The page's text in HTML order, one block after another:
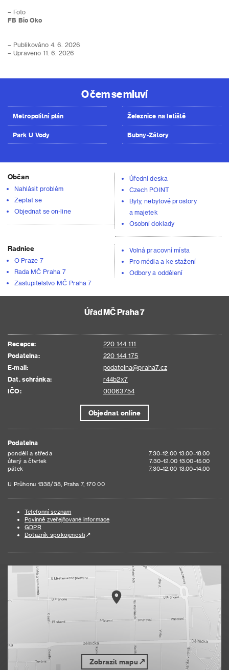
– Foto
FB Bio Oko
– Publikováno 4. 6. 2026
– Upraveno 11. 6. 2026
O čem se mluví
Metropolitní plán
Park U Vody
Železnice na letiště
Bubny-Zátory
Občan
Nahlásit problém
Zeptat se
Objednat se on-line
Úřední deska
Czech POINT
Byty, nebytové prostory
a majetek
Osobní doklady
Radnice
O Praze 7
Rada MČ Praha 7
Zastupitelstvo MČ Praha 7
Volná pracovní místa
Pro média a ke stažení
Odbory a oddělení
Úřad MČ Praha 7
Recepce:
220 144 111
Podatelna:
220 144 175
E-mail:
podatelna@praha7.cz
Dat. schránka:
r44b2x7
IČO:
00063754
Objednat online
Podatelna
pondělí a středa
7.30–12.00 13.00–18.00
úterý a čtvrtek
7.30–12.00 13.00–15.00
pátek
7.30–12.00 13.00–14.00
U Průhonu 1338/38, Praha 7, 170 00
Telefonní seznam
Povinně zveřejňované informace
GDPR
Dotazník spokojenosti
Zobrazit mapu